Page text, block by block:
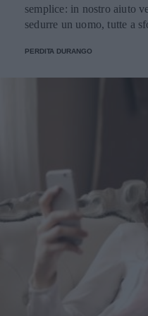
semplice: in nostro aiuto
sedurre un uomo, tutte a
PERDITA DURANGO